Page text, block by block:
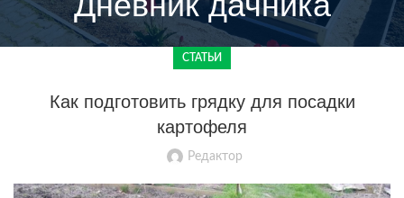
СТАТЬИ
Как подготовить грядку для посадки
картофеля
Редактор